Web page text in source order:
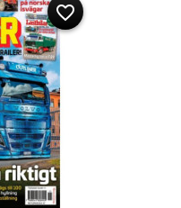
favorite_border